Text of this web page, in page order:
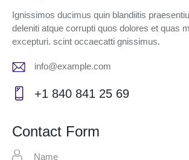
Ignissimos ducimus quin blandiitis
deleniti atque corrupti quos dolores et quas
excepturi. scint occaecatti gnissimus.
E-
m
info@example.com
on
e:
+1 840 841 25 69
Contact Form